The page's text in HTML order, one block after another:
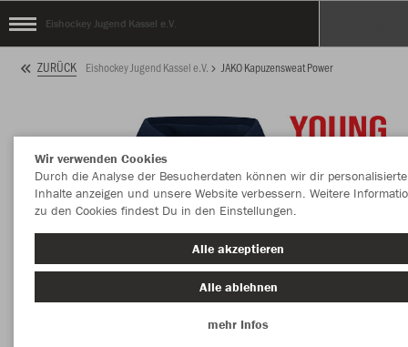
Eishockey Jugend Kassel e.V.
ZURÜCK Eishockey Jugend Kassel e.V. JAKO Kapuzensweat Power
Wir verwenden Cookies
Durch die Analyse der Besucherdaten können wir dir personalisierte
Inhalte anzeigen und unsere Website verbessern. Weitere
zu den Cookies findest Du in den Einstellungen.
Alle akzeptieren
Alle ablehnen
mehr Infos